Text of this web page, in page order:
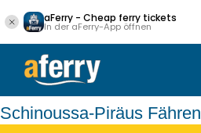
aFerry - Cheap ferry tickets
In der aFerry-App öffnen
Schinoussa-Piräus Fähren